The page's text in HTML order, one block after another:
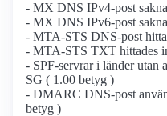
- MX DNS IPv4-post
- MX DNS IPv6-post
- MTA-STS DNS-post
- MTA-STS TXT hittades
- SPF-servrar i länder utan
SG ( 1.00 betyg )
- DMARC DNS-post
betyg )